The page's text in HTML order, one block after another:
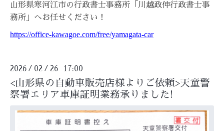
山形県寒河江市の行政書士事務所「川越政伸行政書士事
務所」へお任せください！
https://office-kawagoe.com/free/yamagata-car
2026 / 02 / 26 17:00
<山形県の自動車販売店様よりご依頼>天童警
察署エリア車庫証明業務承りました!